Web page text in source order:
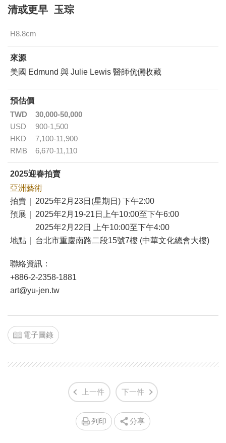
清或更早 玉琮
H8.8cm
來源
美國 Edmund 與 Julie Lewis 醫師伉儷收藏
預估價
TWD
30,000-50,000
USD
900-1,500
HKD
7,100-11,900
RMB
6,670-11,110
2025迎春拍賣
亞洲藝術
拍賣｜
2025年2月23日(星期日) 下午2:00
預展｜
2025年2月19-21日上午10:00至下午6:00
2025年2月22日 上午10:00至下午4:00
地點｜
台北市重慶南路二段15號7樓 (中華文化總會大樓)
聯絡資訊：
+886-2-2358-1881
art@yu-jen.tw
電子圖錄
上一件 下一件
列印 分享